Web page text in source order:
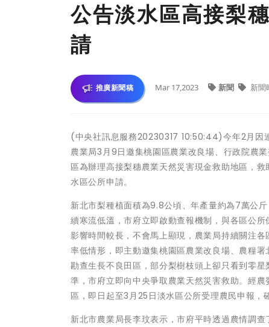
公告淡水區高接梨
請
推廣新聞稿 Mar 17,2023 新聞 新聞
(中央社訊息服務20230317 10:50:44)今年2月因
農業局3月9日邀集桃園區農業改良場、行政院農
區為辦理高接梨穗農業天然災害現金救助地區，
水區公所申請。
新北市梨種植面積為9.8公頃、年產量約為7萬公
續寒流低溫，市府立即啟動查報機制，與各區公
影響時間較長，不會馬上顯現，農業局持續關注
率低情形，即主動邀集桃園區農業改良場、農糧
勘查生長不良田區，部分梨樹枝頭上卻只看到零
準，市府立即向中央爭取農業天然災害救助。經
區，即日起至3月25日淡水區公所受理農民申報，
新北市農業局長李玟表示，市府平時透過農情調